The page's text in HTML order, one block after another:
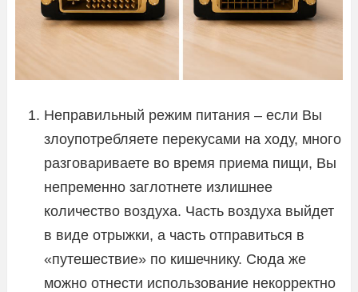
Неправильный режим питания – если Вы
злоупотребляете перекусами на ходу, много
разговариваете во время приема пищи, Вы
непременно заглотнете излишнее
количество воздуха. Часть воздуха выйдет
в виде отрыжки, а часть отправиться в
«путешествие» по кишечнику. Сюда же
можно отнести использование некорректно